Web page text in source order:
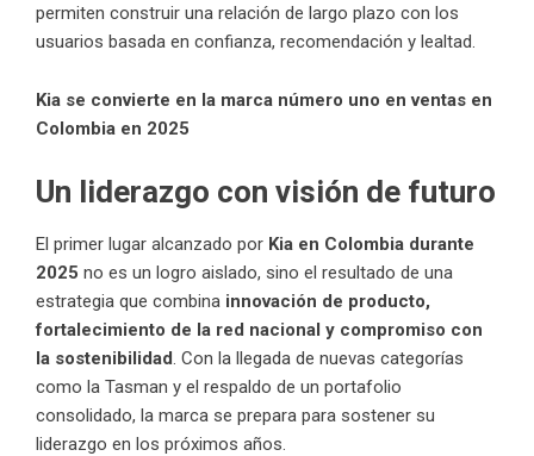
permiten construir una relación de largo plazo con los
usuarios basada en confianza, recomendación y lealtad.
Kia se convierte en la marca número uno en ventas en
Colombia en 2025
Un liderazgo con visión de futuro
El primer lugar alcanzado por Kia en Colombia durante
2025 no es un logro aislado, sino el resultado de una
estrategia que combina innovación de producto,
fortalecimiento de la red nacional y compromiso con
la sostenibilidad. Con la llegada de nuevas categorías
como la Tasman y el respaldo de un portafolio
consolidado, la marca se prepara para sostener su
liderazgo en los próximos años.